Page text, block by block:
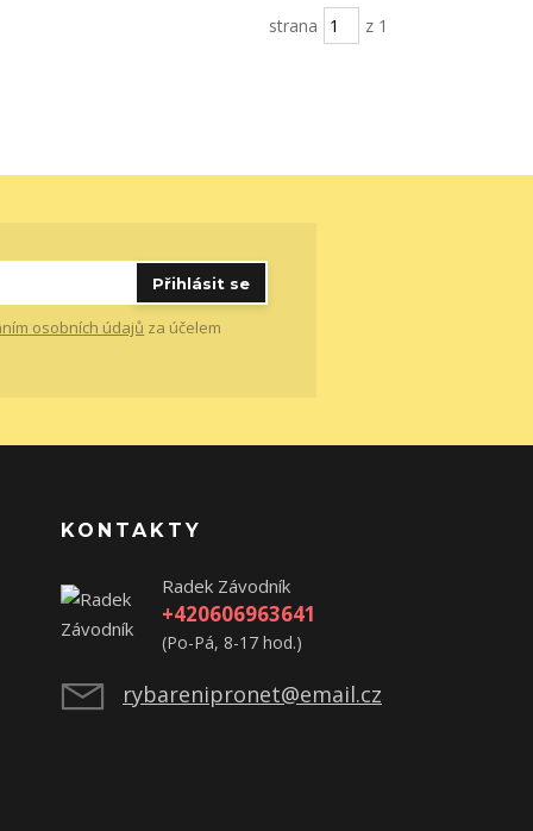
strana z 1
Přihlásit se
osobních údajů za účelem
KONTAKTY
Radek Závodník
+420606963641
(Po-Pá, 8-17 hod.)
rybarenipronet@email.cz